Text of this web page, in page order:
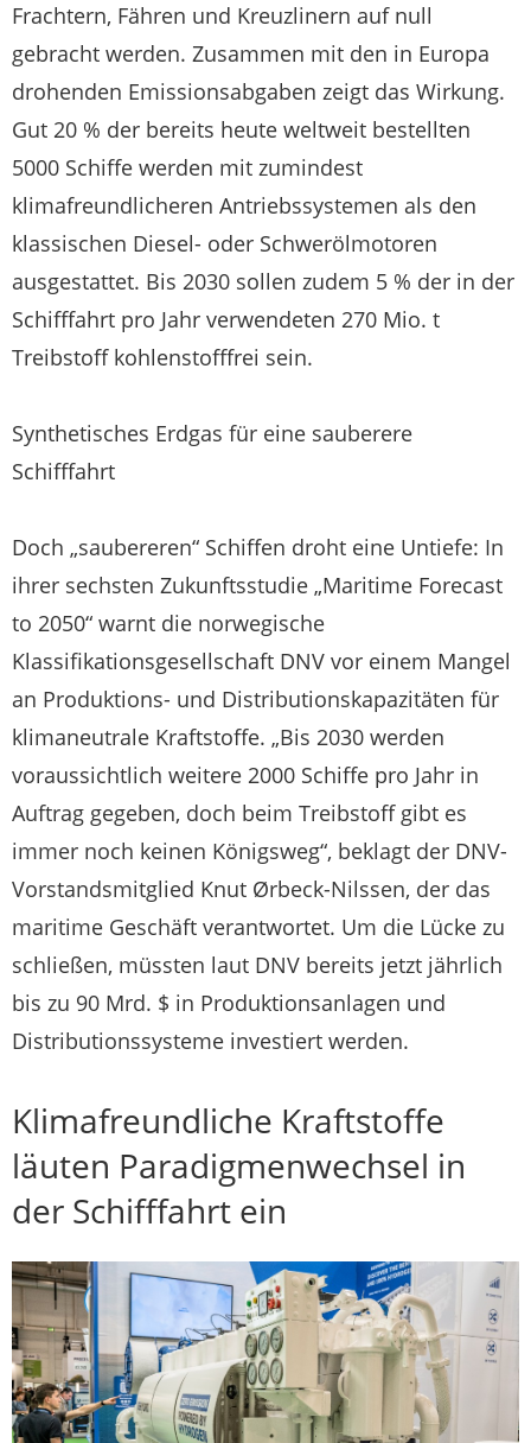
Frachtern, Fähren und Kreuzlinern auf null
gebracht werden. Zusammen mit den in Europa
drohenden Emissionsabgaben zeigt das Wirkung.
Gut 20 % der bereits heute weltweit bestellten
5000 Schiffe werden mit zumindest
klimafreundlicheren Antriebssystemen als den
klassischen Diesel- oder Schwerölmotoren
ausgestattet. Bis 2030 sollen zudem 5 % der in der
Schifffahrt pro Jahr verwendeten 270 Mio. t
Treibstoff kohlenstofffrei sein.
Synthetisches Erdgas für eine sauberere
Schifffahrt
Doch „saubereren“ Schiffen droht eine Untiefe: In
ihrer sechsten Zukunftsstudie „Maritime Forecast
to 2050“ warnt die norwegische
Klassifikationsgesellschaft DNV vor einem Mangel
an Produktions- und Distributionskapazitäten für
klimaneutrale Kraftstoffe. „Bis 2030 werden
voraussichtlich weitere 2000 Schiffe pro Jahr in
Auftrag gegeben, doch beim Treibstoff gibt es
immer noch keinen Königsweg“, beklagt der DNV-
Vorstandsmitglied Knut Ørbeck-Nilssen, der das
maritime Geschäft verantwortet. Um die Lücke zu
schließen, müssten laut DNV bereits jetzt jährlich
bis zu 90 Mrd. $ in Produktionsanlagen und
Distributionssysteme investiert werden.
Klimafreundliche Kraftstoffe
läuten Paradigmenwechsel in
der Schifffahrt ein